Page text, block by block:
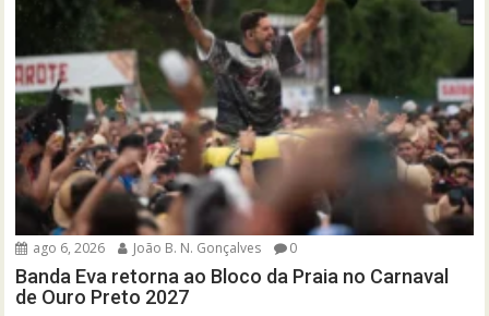
ago 6, 2026 João B. N. Gonçalves 0
Banda Eva retorna ao Bloco da Praia no Carnaval
de Ouro Preto 2027